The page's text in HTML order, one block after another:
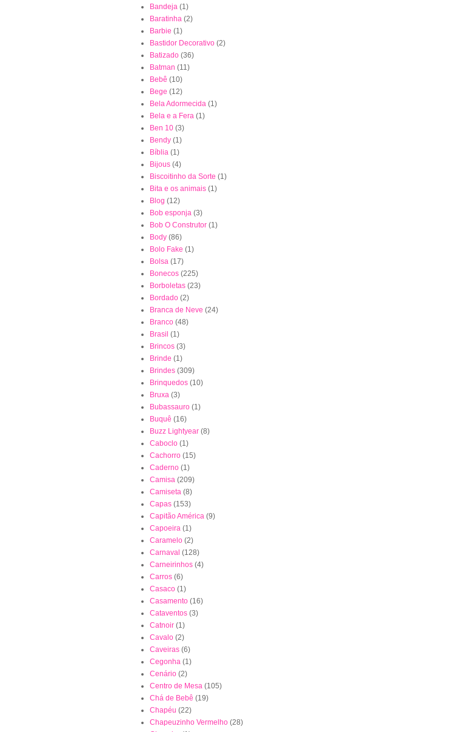
Bandeja (1)
Baratinha (2)
Barbie (1)
Bastidor Decorativo (2)
Batizado (36)
Batman (11)
Bebê (10)
Bege (12)
Bela Adormecida (1)
Bela e a Fera (1)
Ben 10 (3)
Bendy (1)
Bíblia (1)
Bijous (4)
Biscoitinho da Sorte (1)
Bita e os animais (1)
Blog (12)
Bob esponja (3)
Bob O Construtor (1)
Body (86)
Bolo Fake (1)
Bolsa (17)
Bonecos (225)
Borboletas (23)
Bordado (2)
Branca de Neve (24)
Branco (48)
Brasil (1)
Brincos (3)
Brinde (1)
Brindes (309)
Brinquedos (10)
Bruxa (3)
Bubassauro (1)
Buquê (16)
Buzz Lightyear (8)
Caboclo (1)
Cachorro (15)
Caderno (1)
Camisa (209)
Camiseta (8)
Capas (153)
Capitão América (9)
Capoeira (1)
Caramelo (2)
Carnaval (128)
Carneirinhos (4)
Carros (6)
Casaco (1)
Casamento (16)
Cataventos (3)
Catnoir (1)
Cavalo (2)
Caveiras (6)
Cegonha (1)
Cenário (2)
Centro de Mesa (105)
Chá de Bebê (19)
Chapéu (22)
Chapeuzinho Vermelho (28)